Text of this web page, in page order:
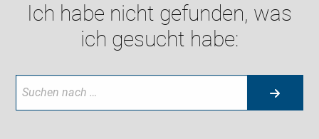
Ich habe nicht gefunden, was
ich gesucht habe: